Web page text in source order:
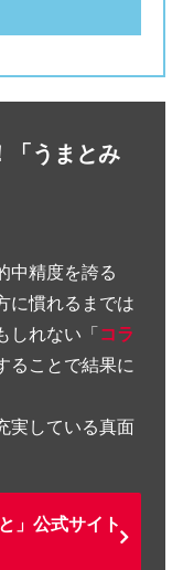
「うまとみ
中精度を誇る
に慣れるまでは
しれない「コラ
ることで結果に
実している真面
」公式サイト